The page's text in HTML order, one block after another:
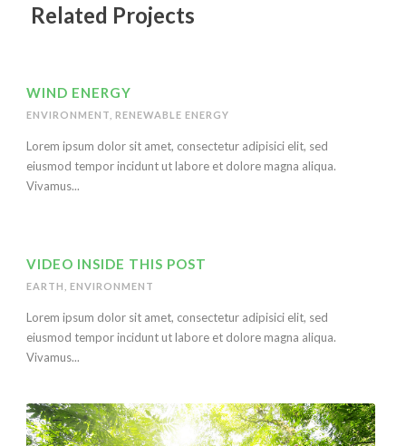
Related Projects
WIND ENERGY
ENVIRONMENT RENEWABLE ENERGY
Lorem ipsum dolor sit amet, consectetur adipisici elit, sed
eiusmod tempor incidunt ut labore et dolore magna aliqua.
Vivamus...
VIDEO INSIDE THIS POST
EARTH ENVIRONMENT
Lorem ipsum dolor sit amet, consectetur adipisici elit, sed
eiusmod tempor incidunt ut labore et dolore magna aliqua.
Vivamus...